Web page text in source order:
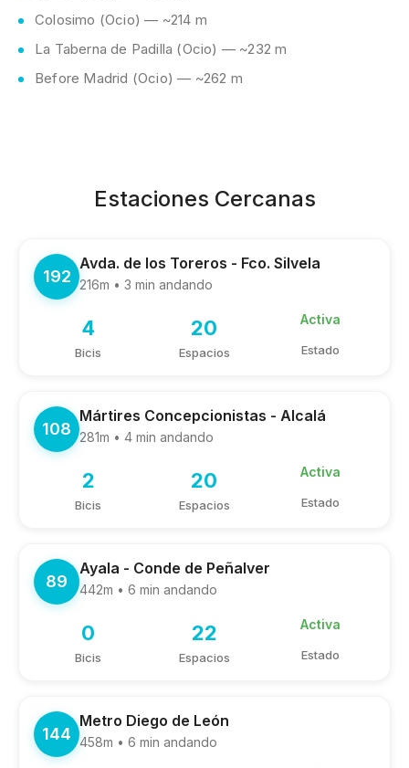
Colosimo (Ocio) — ~214 m
La Taberna de Padilla (Ocio) — ~232 m
Before Madrid (Ocio) — ~262 m
Estaciones Cercanas
192
Avda. de los Toreros - Fco. Silvela
216m • 3 min andando
4
Bicis
20
Espacios
Activa
Estado
108
Mártires Concepcionistas - Alcalá
281m • 4 min andando
2
Bicis
20
Espacios
Activa
Estado
89
Ayala - Conde de Peñalver
442m • 6 min andando
0
Bicis
22
Espacios
Activa
Estado
144
Metro Diego de León
458m • 6 min andando